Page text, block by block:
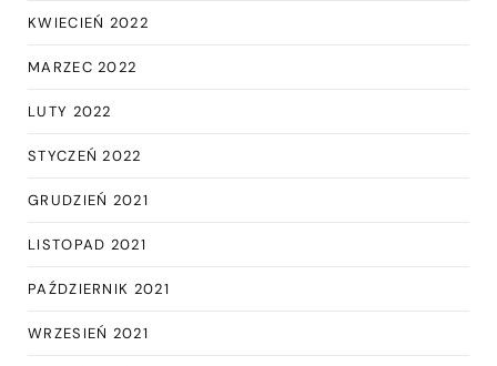
KWIECIEŃ 2022
MARZEC 2022
LUTY 2022
STYCZEŃ 2022
GRUDZIEŃ 2021
LISTOPAD 2021
PAŹDZIERNIK 2021
WRZESIEŃ 2021